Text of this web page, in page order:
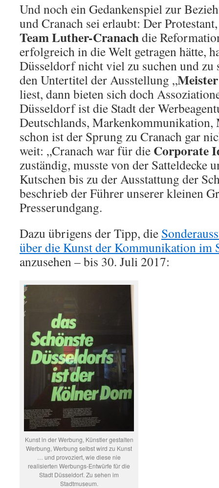
Und noch ein Gedankenspiel zur
und Cranach sei erlaubt: Der
Team Luther-Cranachdie
erfolgreich in die Welt getragen hätte,
Düsseldorf nicht viel zu suchen und zu
den Untertitel der Ausstellung „
liest, dann bieten sich doch
Düsseldorf ist die Stadt der
Deutschlands,
schon ist der Sprung zu Cranach gar
weit: „Cranach war für die Corporate
zuständig, musste von der Satteldecke
Kutschen bis zu der Ausstattung der
beschrieb der Führer unserer kleinen
Presserundgang.
Dazu übrigens der Tipp, die
über die Kunst der Kommunikation im
anzusehen – bis 30. Juli 2017:
Kunst in der Werbung, Künstler gestalten
Werbung, Werbung selbst wird zu Kunst
… und provoziert, wie diese nie
realisierten Werbungs-Entwürfe für die
Stadt Düsseldorf. Zu sehen im
Stadtmuseum.